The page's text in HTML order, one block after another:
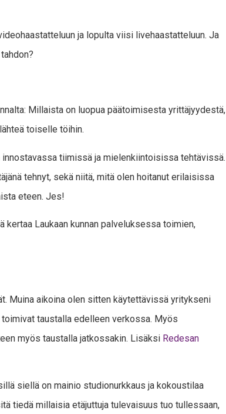
ja lopulta viisi livehaastatteluun. Ja
Millaista on luopua päätoimisesta yrittäjyydestä,
toiselle töihin.
tiimissä ja mielenkiintoisissa tehtävissä.
tehnyt, sekä niitä, mitä olen hoitanut erilaisissa
eteen. Jes!
Laukaan kunnan palveluksessa toimien,
Muina aikoina olen sitten käytettävissä yritykseni
taustalla edelleen verkossa. Myös
myös taustalla jatkossakin. Lisäksi Redesan
siellä on mainio studionurkkaus ja kokoustilaa
tiedä millaisia etäjuttuja tulevaisuus tuo tullessaan,